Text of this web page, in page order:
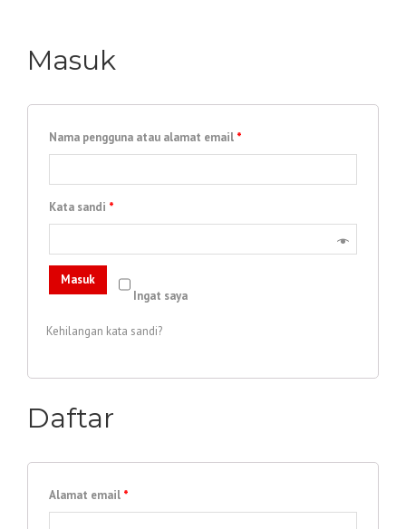
Masuk
Nama pengguna atau alamat email *
Kata sandi *
Ingat saya
Masuk
Kehilangan kata sandi?
Daftar
Alamat email *